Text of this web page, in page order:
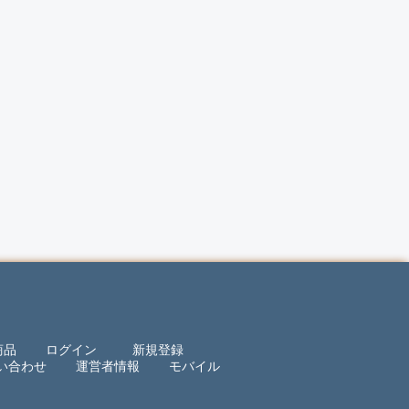
品 ログイン
新規登録
合わせ
運営者情報 モバイル